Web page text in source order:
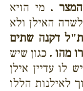
. מי הויא
האילן ולא
דקנה שתים
מהו . כגון שיש
לו עדיין אילן
לאילנות הללו